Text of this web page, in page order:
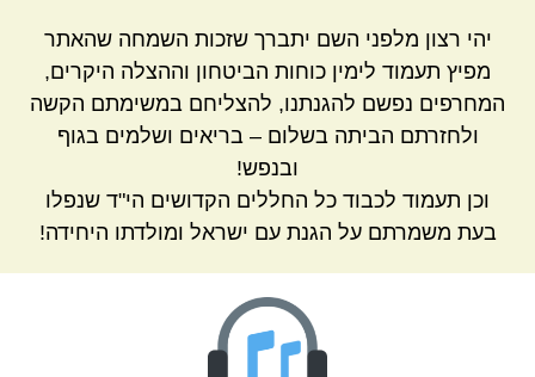
יהי רצון מלפני השם יתברך שזכות השמחה שהאתר
מפיץ תעמוד לימין כוחות הביטחון וההצלה היקרים,
המחרפים נפשם להגנתנו, להצליחם במשימתם הקשה
ולחזרתם הביתה בשלום – בריאים ושלמים בגוף
ובנפש!
וכן תעמוד לכבוד כל החללים הקדושים הי"ד שנפלו
בעת משמרתם על הגנת עם ישראל ומולדתו היחידה!